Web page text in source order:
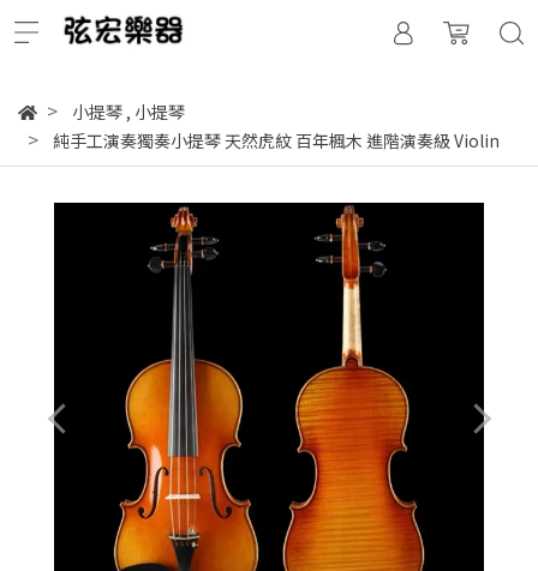
小提琴, 小提琴
純手工演奏獨奏小提琴 天然虎紋 百年楓木 進階演奏級 Violin